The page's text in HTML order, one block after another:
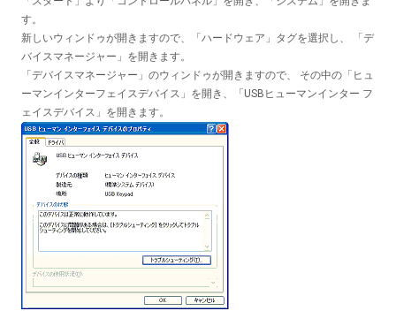
す。
新しいウィンドゥが開きますので、「ハードウェア」タグを選択し、 「デ
バイスマネージャー」を開きます。
「デバイスマネージャー」のウィンドゥが開きますので、 その中の「ヒュ
ーマンインターフェイスデバイス」を開き、「USBヒューマンインター フ
ェイスデバイス」を開きます。